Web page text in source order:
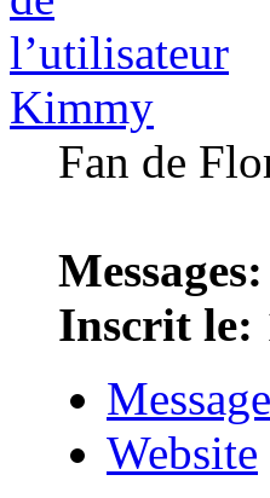
Kimmy
Fan de
Messages:
Inscrit le:
Website